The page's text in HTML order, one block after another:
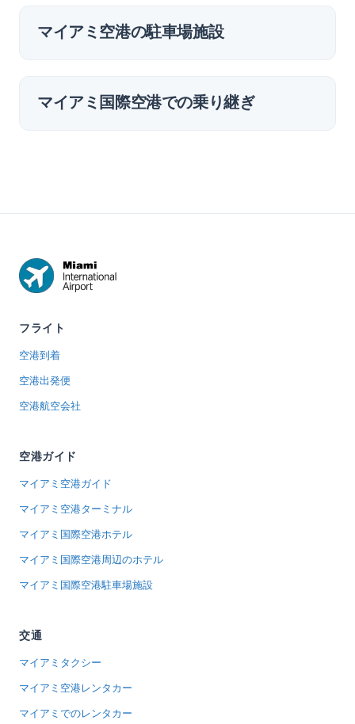
マイアミ空港の駐車場施設
マイアミ国際空港での乗り継ぎ
フライト
空港到着
空港出発便
空港航空会社
空港ガイド
マイアミ空港ガイド
マイアミ空港ターミナル
マイアミ国際空港ホテル
マイアミ国際空港周辺のホテル
マイアミ国際空港駐車場施設
交通
マイアミタクシー
マイアミ空港レンタカー
マイアミでのレンタカー